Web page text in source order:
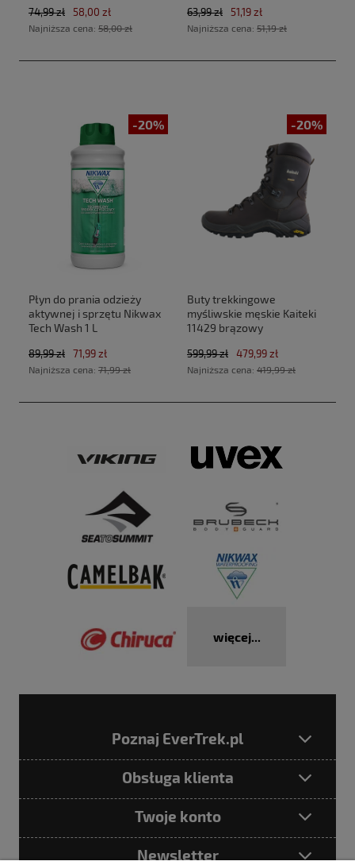
74,99 zł 58,00 zł
Najniższa cena: 58,00 zł
63,99 zł 51,19 zł
Najniższa cena: 51,19 zł
-20%
Płyn do prania odzieży
aktywnej i sprzętu Nikwax
Tech Wash 1 L
89,99 zł 71,99 zł
Najniższa cena: 71,99 zł
-20%
Buty trekkingowe
myśliwskie męskie Kaiteki
11429 brązowy
599,99 zł 479,99 zł
Najniższa cena: 419,99 zł
więcej...
Poznaj EverTrek.pl
Obsługa klienta
Twoje konto
Newsletter